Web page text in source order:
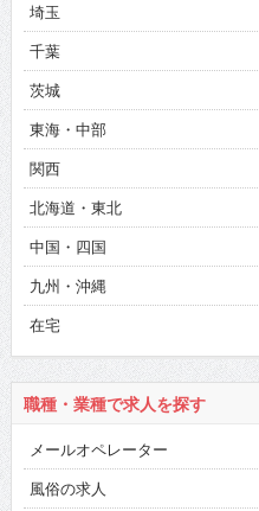
埼玉
千葉
茨城
東海・中部
関西
北海道・東北
中国・四国
九州・沖縄
在宅
職種・業種で求人を探す
メールオペレーター
風俗の求人